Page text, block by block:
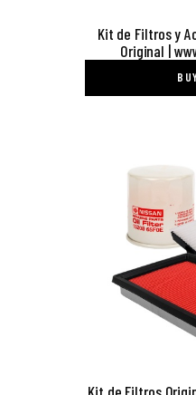
Kit de Filtros y
Original |